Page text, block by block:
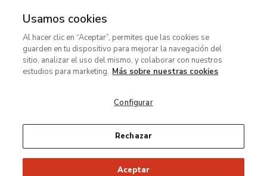
MENÚ
contenido
principal
Usamos cookies
Al hacer clic en “Aceptar”, permites que las cookies se
guarden en tu dispositivo para mejorar la navegación del
sitio, analizar el uso del mismo, y colaborar con nuestros
estudios para marketing. Más sobre nuestras cookies
Configurar
Rechazar
Aceptar